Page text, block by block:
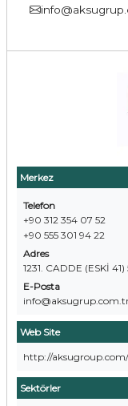
Merkez
Telefon
+90 312 354 07 52
+90 555 301 94 22
Adres
1231. CADDE (ESKİ 41)
E-Posta
Web Site
http://
Sektörler